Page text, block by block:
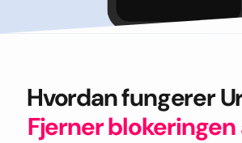
Hvordan fungerer
Fjerner blokeringen